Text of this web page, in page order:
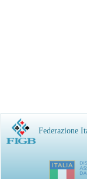
Federazione